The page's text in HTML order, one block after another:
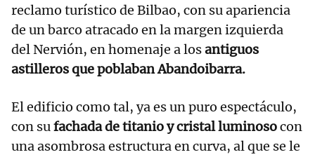
reclamo turístico de Bilbao, con su apariencia
de un barco atracado en la margen izquierda
del Nervión, en homenaje a losantiguos
astilleros que poblaban Abandoibarra.
El edificio como tal, ya es un puro espectáculo,
con sufachada de titanio y cristal luminosocon
una asombrosa estructura en curva, al que se le